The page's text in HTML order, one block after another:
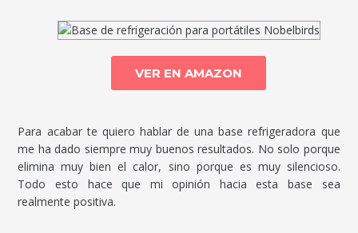
VER EN AMAZON
Para acabar te quiero hablar de una base refrigeradora que
me ha dado siempre muy buenos resultados. No solo porque
elimina muy bien el calor, sino porque es muy silencioso.
Todo esto hace que mi opinión hacia esta base sea
realmente positiva.